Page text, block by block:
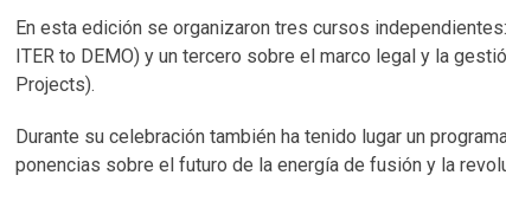
En esta edición se organizaron tres cursos
ITER to DEMO) y un tercero sobre el marco legal y la
Projects).
Durante su celebración también ha tenido lugar un
ponencias sobre el futuro de la energía de fusión y la